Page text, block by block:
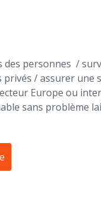
personnes /
/ assurer une
Europe ou
sans problème